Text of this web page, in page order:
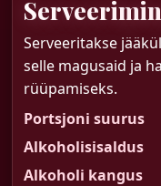
Serveeritakse
selle magusaid ja
rüüpamiseks.
Portsjoni suurus
Alkoholisisaldus
Alkoholi kangus